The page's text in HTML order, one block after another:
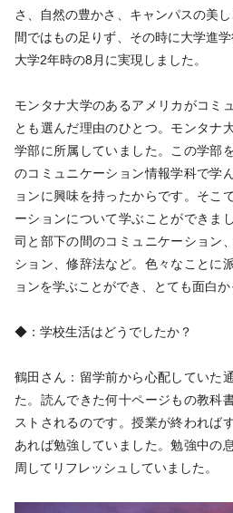
さ、自然の豊かさ、キャンパスの美
間ではもの足りず、その時に大学進
大学2年時の8月に実現しました。
モンタナ大学のあるアメリカがコミ
とも選んだ理由のひとつ。モンタナ
学部に所属していました。この学部
のコミュニケーション情報学科で学
ョンに興味を持ったからです。そこ
ーションについて学ぶことができま
司と部下の間のコミュニケーション
ション、修辞法など。色々なことに
ョンを学ぶことができ、とても面白か
◆：学校生活はどうでしたか？
鶴田さん：留学前から心配していた
た。読んできた何十ページもの教科
ストされるのです。授業が終われば
あれば勉強していました。勉強中の
周してリフレッシュしていました。